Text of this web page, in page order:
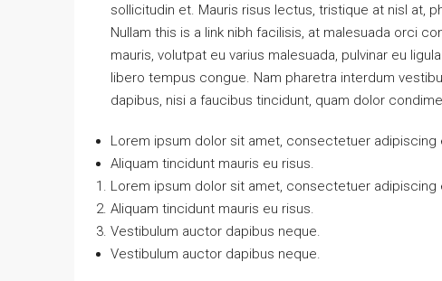
sollicitudin et. Mauris risus lectus, tristique at nisl at,
Nullam this is a link nibh facilisis, at malesuada orci
mauris, volutpat eu varius malesuada, pulvinar eu
libero tempus congue. Nam pharetra interdum
dapibus, nisi a faucibus tincidunt, quam dolor
Lorem ipsum dolor sit amet, consectetuer adipiscing
Aliquam tincidunt mauris eu risus.
Lorem ipsum dolor sit amet, consectetuer adipiscing
Aliquam tincidunt mauris eu risus.
Vestibulum auctor dapibus neque.
Vestibulum auctor dapibus neque.